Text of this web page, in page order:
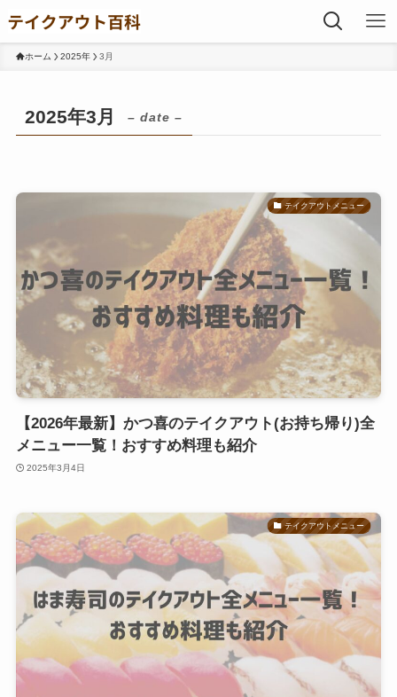
ホーム 2025年 3月
2025年3月 – date –
テイクアウトメニュー
【2026年最新】かつ喜のテイクアウト(お持ち帰り)全
メニュー一覧！おすすめ料理も紹介
2025年3月4日
テイクアウトメニュー